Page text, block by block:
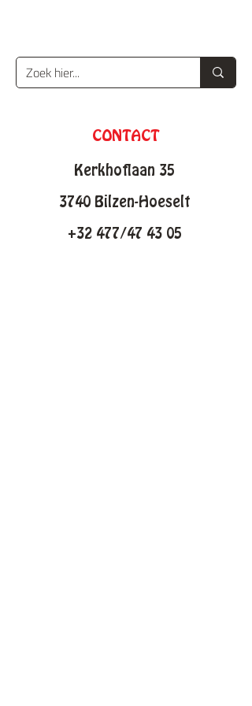
CONTACT
Kerkhoflaan 35
3740 Bilzen-Hoeselt
+32 477/47 43 05